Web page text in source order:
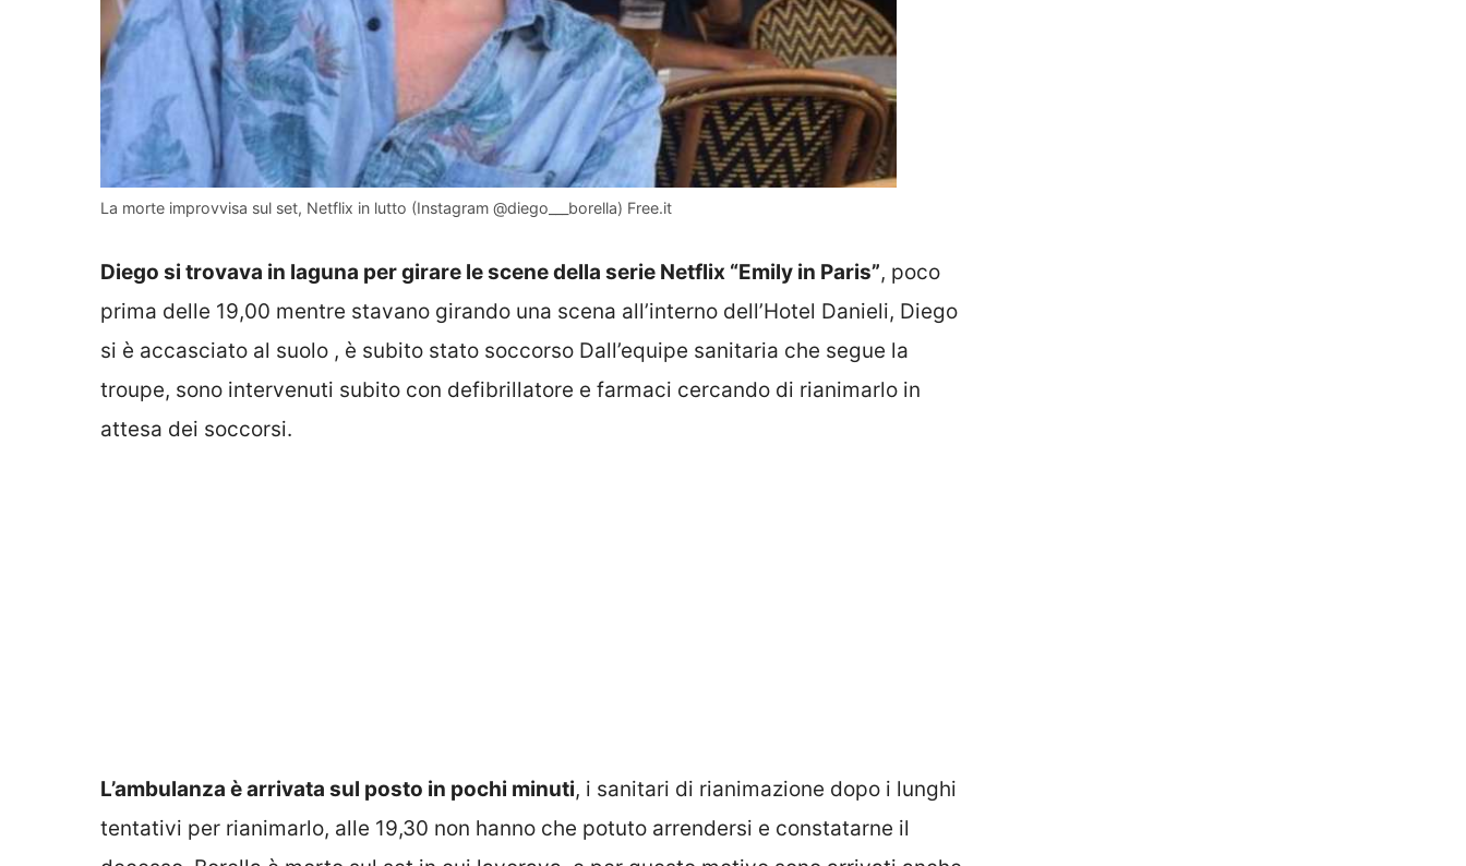
La morte improvvisa sul set, Netflix in lutto (Instagram @diego___borella) Free.it
Diego si trovava in laguna per girare le scene della serie Netflix “Emily in Paris”, poco
prima delle 19,00 mentre stavano girando una scena all’interno dell’Hotel Danieli, Diego
si è accasciato al suolo , è subito stato soccorso Dall’equipe sanitaria che segue la
troupe, sono intervenuti subito con defibrillatore e farmaci cercando di rianimarlo in
attesa dei soccorsi.
L’ambulanza è arrivata sul posto in pochi minuti, i sanitari di rianimazione dopo i lunghi
tentativi per rianimarlo, alle 19,30 non hanno che potuto arrendersi e constatarne il